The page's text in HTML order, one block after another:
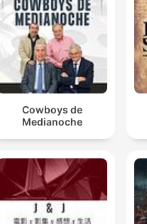
Cowboys de
Medianoche